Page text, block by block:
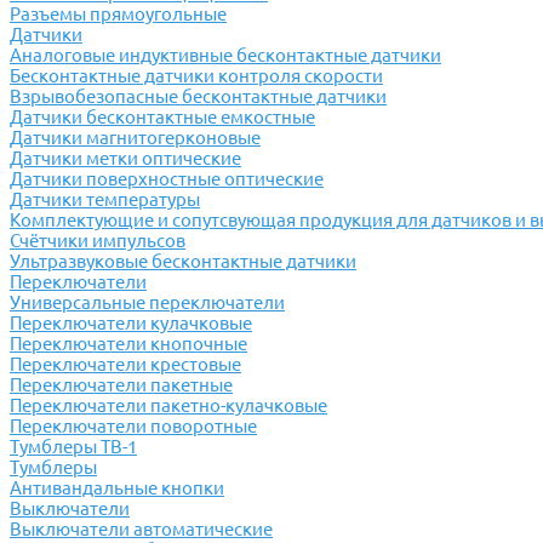
Разъемы прямоугольные
Датчики
Аналоговые индуктивные бесконтактные датчики
Бесконтактные датчики контроля скорости
Взрывобезопасные бесконтактные датчики
Датчики бесконтактные емкостные
Датчики магнитогерконовые
Датчики метки оптические
Датчики поверхностные оптические
Датчики температуры
Комплектующие и сопутсвующая продукция для датчиков и
Счётчики импульсов
Ультразвуковые бесконтактные датчики
Переключатели
Универсальные переключатели
Переключатели кулачковые
Переключатели кнопочные
Переключатели крестовые
Переключатели пакетные
Переключатели пакетно-кулачковые
Переключатели поворотные
Тумблеры ТВ-1
Тумблеры
Антивандальные кнопки
Выключатели
Выключатели автоматические